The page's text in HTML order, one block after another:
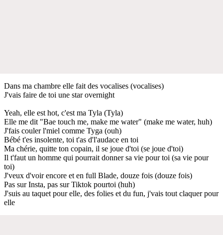
Dans ma chambre elle fait des vocalises (vocalises)
J'vais faire de toi une star overnight
Yeah, elle est hot, c'est ma Tyla (Tyla)
Elle me dit "Bae touch me, make me water" (make me water, huh)
J'fais couler l'miel comme Tyga (ouh)
Bébé t'es insolente, toi t'as d'l'audace en toi
Ma chérie, quitte ton copain, il se joue d'toi (se joue d'toi)
Il t'faut un homme qui pourrait donner sa vie pour toi (sa vie pour
toi)
J'veux d'voir encore et en full Blade, douze fois (douze fois)
Pas sur Insta, pas sur Tiktok pourtoi (huh)
J'suis au taquet pour elle, des folies et du fun, j'vais tout claquer pour
elle